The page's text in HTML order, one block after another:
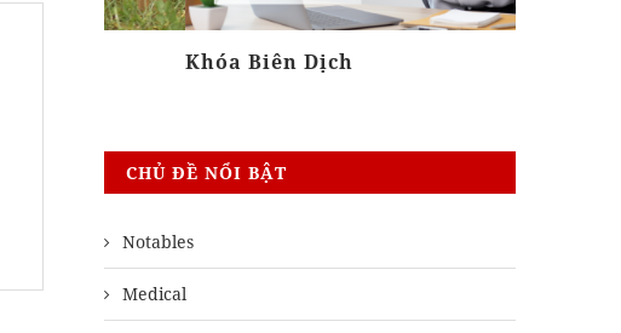
Khóa Biên Dịch
CHỦ ĐỀ NỔI BẬT
Notables
Medical